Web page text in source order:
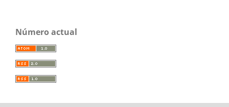
Número actual